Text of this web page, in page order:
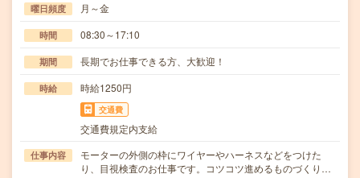
曜日頻度 月～金
時間 08:30～17:10
期間 長期でお仕事できる方、大歓迎！
時給 時給1250円
交通費
交通費規定内支給
仕事内容
モーターの外側の枠にワイヤーやハーネスなどをつけた
り、目視検査のお仕事です。コツコツ進めるものづくり…